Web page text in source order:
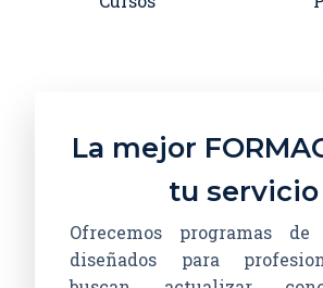
La mejor
tu servicio
Ofrecemos programas de
diseñados para